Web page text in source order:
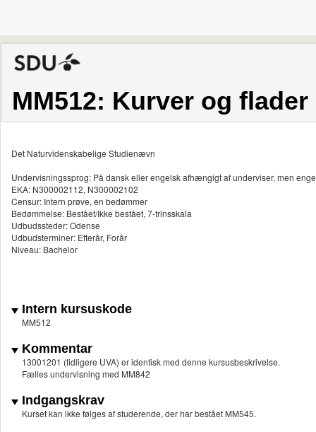
MM512: Kurver og flader
Det Naturvidenskabelige Studienævn
Undervisningssprog: På dansk eller engelsk afhængigt af underviser, men
EKA: N300002112, N300002102
Censur: Intern prøve, en bedømmer
Bedømmelse: Bestået/Ikke bestået, 7-trinsskala
Udbudssteder: Odense
Udbudsterminer: Efterår, Forår
Niveau: Bachelor
Intern kursuskode
MM512
Kommentar
13001201 (tidligere UVA) er identisk med denne kursusbeskrivelse.
Fælles undervisning med MM842
Indgangskrav
Kurset kan ikke følges af studerende, der har bestået MM545.